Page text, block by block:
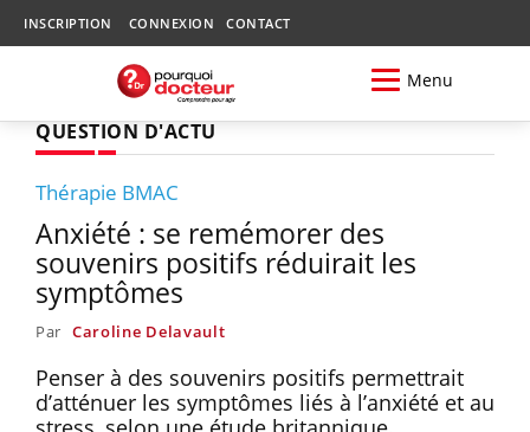
INSCRIPTION CONNEXION CONTACT
Menu
QUESTION D'ACTU
Thérapie BMAC
Anxiété : se remémorer des
souvenirs positifs réduirait les
symptômes
Par Caroline Delavault
Penser à des souvenirs positifs permettrait
d’atténuer les symptômes liés à l’anxiété et au